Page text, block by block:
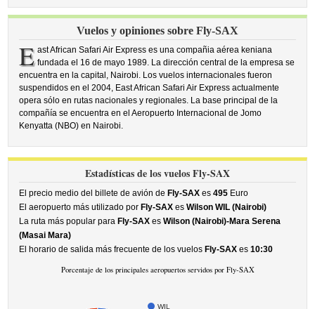
Vuelos y opiniones sobre Fly-SAX
E ast African Safari Air Express es una compañia aérea keniana
fundada el 16 de mayo 1989. La dirección central de la empresa se
encuentra en la capital, Nairobi. Los vuelos internacionales fueron
suspendidos en el 2004, East African Safari Air Express actualmente
opera sólo en rutas nacionales y regionales. La base principal de la
compañía se encuentra en el Aeropuerto Internacional de Jomo
Kenyatta (NBO) en Nairobi.
Estadísticas de los vuelos Fly-SAX
El precio medio del billete de avión de Fly-SAX es495 Euro
El aeropuerto más utilizado por Fly-SAX esWilson WIL (Nairobi)
La ruta más popular para Fly-SAX esWilson (Nairobi)-Mara Serena
(Masai Mara)
El horario de salida más frecuente de los vuelos Fly-SAX es10:30
Porcentaje de los principales aeropuertos servidos por Fly-SAX
WIL